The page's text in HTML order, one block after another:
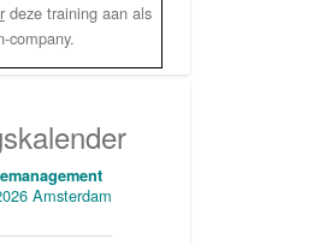
deze training aan als
company.
Amsterdam